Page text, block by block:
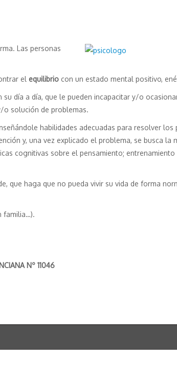
Las personas
el equilibrio con un estado mental positivo,
día a día, que le pueden incapacitar y/o
o solución de problemas.
habilidades adecuadas para resolver los
y, una vez explicado el problema, se busca la
cognitivas sobre el pensamiento; entrenamiento
que haga que no pueda vivir su vida de forma
familia…).
Nº 11046